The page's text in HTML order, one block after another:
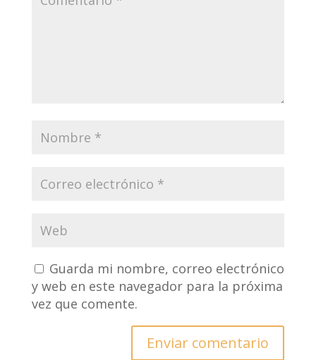
Guarda mi nombre, correo electrónico
y web en este navegador para la próxima
vez que comente.